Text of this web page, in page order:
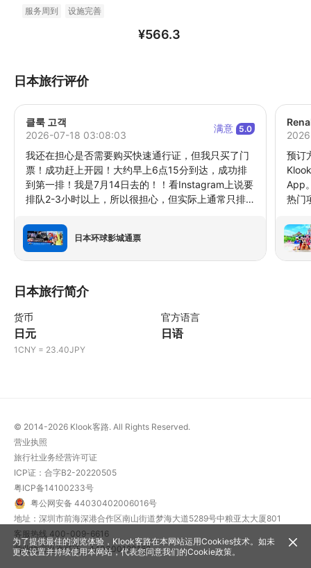
服务周到 设施完善
¥566.3
日本旅行评价
클룩 고객
2026-07-18 03:08:03
满意 5.0
我还在担心是否需要购买快速通行证，但我只买了门
票！成功赶上开园！大约早上6点15分到达，成功排
到第一排！我是7月14日去的！！看Instagram上说要
排队2-3小时以上，所以很担心，但实际上通常只排
皮诺咖啡厅？任天堂里面的餐厅，我大概11点左右去
的，没有排队就直接进去用餐了！虽然很漂亮，但味
日本环球影城通票
预订
App
热门
海”
彩！
日本旅行简介
货币
日元
1CNY = 23.40JPY
官方语言
日语
© 2014-2026 Klook客路. All Rights Reserved.
营业执照
旅行社业务经营许可证
ICP证：合字B2-20220505
粤ICP备14100233号
粤公网安备 44030402006016号
地址：深圳市前海深港合作区南山街道梦海大道5289号中粮亚太大厦801
客服热线 400-009-6616
营业性演出许可证：440300120162
为了提供最佳的浏览体验，Klook客路在本网站运用Cookies技术。如未
更改设置并持续使用本网站，代表您同意我们的Cookie政策。